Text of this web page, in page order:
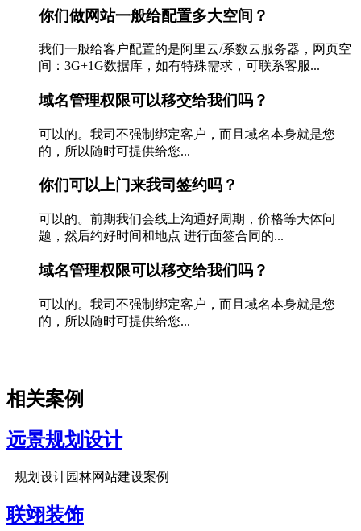
你们做网站一般给配置多大空间？
我们一般给客户配置的是阿里云/系数云服务器，网页空
间：3G+1G数据库，如有特殊需求，可联系客服...
域名管理权限可以移交给我们吗？
可以的。我司不强制绑定客户，而且域名本身就是您
的，所以随时可提供给您...
你们可以上门来我司签约吗？
可以的。前期我们会线上沟通好周期，价格等大体问
题，然后约好时间和地点 进行面签合同的...
域名管理权限可以移交给我们吗？
可以的。我司不强制绑定客户，而且域名本身就是您
的，所以随时可提供给您...
相关案例
远景规划设计
规划设计园林网站建设案例
联翊装饰